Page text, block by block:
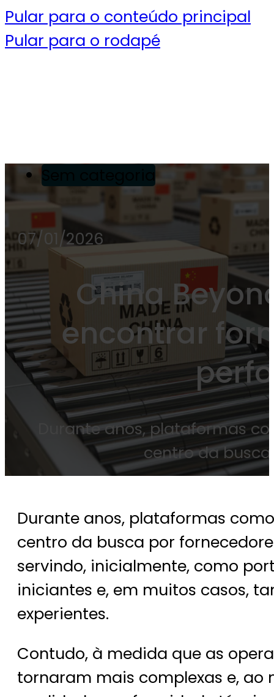
Pular para o conteúdo principal
Pular para o rodapé
07/01/2026
China
encontrar
Durante anos, plataformas
centro da
Durante anos, plataformas
centro da busca por
servindo, inicialmente, como
iniciantes e, em muitos casos,
experientes.
Contudo, à medida que as
tornaram mais complexas e, ao